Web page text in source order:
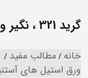
گرید 321 ، نگیر و آستنیتی
خانه مطالب مفید
ورق استیل های